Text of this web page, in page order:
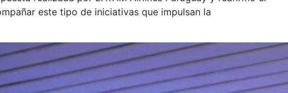
este tipo de iniciativas que impulsan la